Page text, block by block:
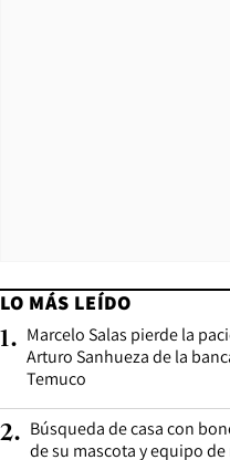
LO MÁS LEÍDO
1. Marcelo Salas pierde la
Arturo Sanhueza de la
Temuco
2. Búsqueda de casa con
de su mascota y equipo